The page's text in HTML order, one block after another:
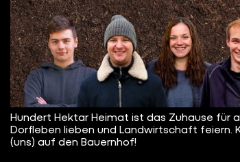
Hundert Hektar Heimat ist das Zuhause für
Dorfleben lieben und Landwirtschaft feiern.
(uns) auf den Bauernhof!